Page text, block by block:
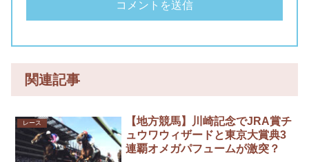
関連記事
レース
【地方競馬】川崎記念でJRA賞チ
ュウワウィザードと東京大賞典3
連覇オメガパフュームが激突？